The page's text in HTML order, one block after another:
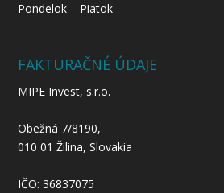
Pondelok – Piatok
FAKTURAČNÉ ÚDAJE
MIPE Invest, s.r.o.
Obežná 7/8190,
010 01 Žilina, Slovakia
IČO: 36837075